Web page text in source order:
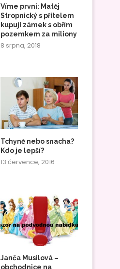
Víme první: Matěj
Stropnický s přítelem
kupují zámek s obřím
pozemkem za miliony
8 srpna, 2018
Tchyně nebo snacha?
Kdo je lepší?
13 července, 2016
Janča Musilová –
obchodnice na